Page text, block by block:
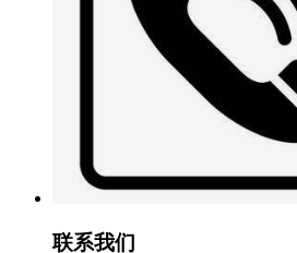
联系我们